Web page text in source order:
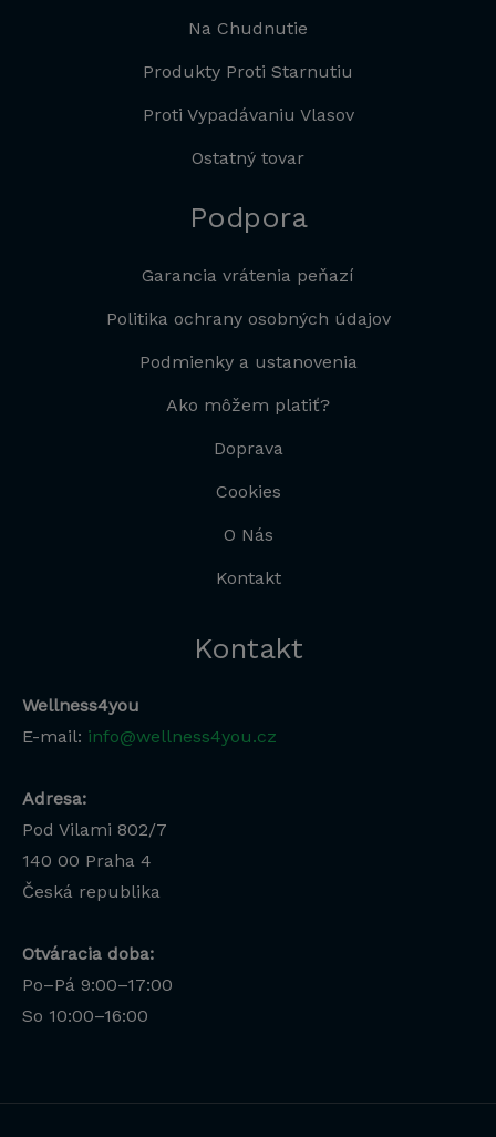
Na Chudnutie
Produkty Proti Starnutiu
Proti Vypadávaniu Vlasov
Ostatný tovar
Podpora
Garancia vrátenia peňazí
Politika ochrany osobných údajov
Podmienky a ustanovenia
Ako môžem platiť?
Doprava
Cookies
O Nás
Kontakt
Kontakt
Wellness4you
E-mail: info@wellness4you.cz
Adresa:
Pod Vilami 802/7
140 00 Praha 4
Česká republika
Otváracia doba:
Po–Pá 9:00–17:00
So 10:00–16:00
Lucia